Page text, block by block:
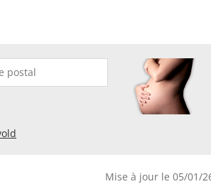
Mise à jour le 05/01/